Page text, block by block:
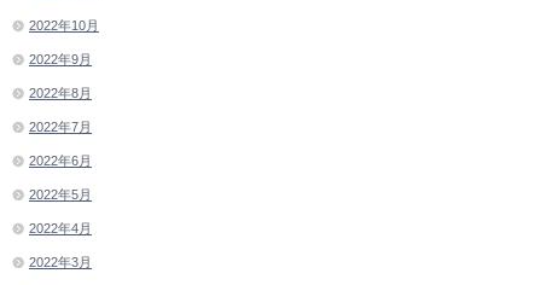
2022年10月
2022年9月
2022年8月
2022年7月
2022年6月
2022年5月
2022年4月
2022年3月